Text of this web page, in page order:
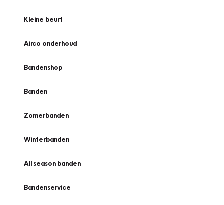
Kleine beurt
Airco onderhoud
Bandenshop
Banden
Zomerbanden
Winterbanden
All season banden
Bandenservice